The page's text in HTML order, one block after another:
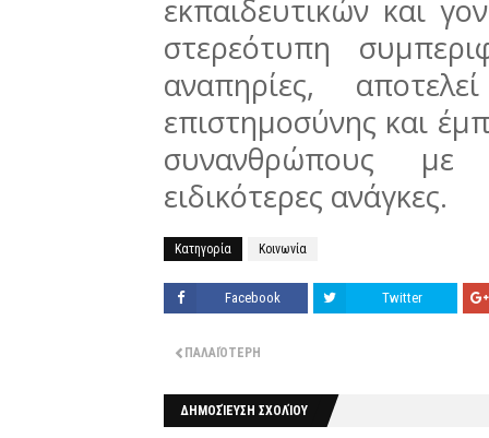
εκπαιδευτικών και
στερεότυπη
αναπηρίες,
επιστημοσύνης και
συνανθρώπους με
ειδικότερες ανάγκες.
Κατηγορία Κοινωνία
Facebook Twitter
ΠΑΛΑΙΌΤΕΡΗ
ΔΗΜΟΣΊΕΥΣΗ ΣΧΟΛΊΟΥ